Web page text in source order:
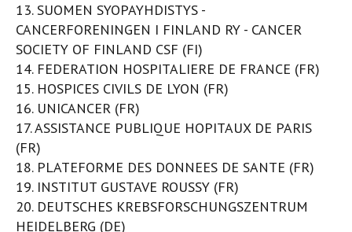
13. SUOMEN SYOPAYHDISTYS -
CANCERFORENINGEN I FINLAND RY - CANCER
SOCIETY OF FINLAND CSF (FI)
14. FEDERATION HOSPITALIERE DE FRANCE (FR)
15. HOSPICES CIVILS DE LYON (FR)
16. UNICANCER (FR)
17. ASSISTANCE PUBLIQUE HOPITAUX DE PARIS
(FR)
18. PLATEFORME DES DONNEES DE SANTE (FR)
19. INSTITUT GUSTAVE ROUSSY (FR)
20. DEUTSCHES KREBSFORSCHUNGSZENTRUM
HEIDELBERG (DE)